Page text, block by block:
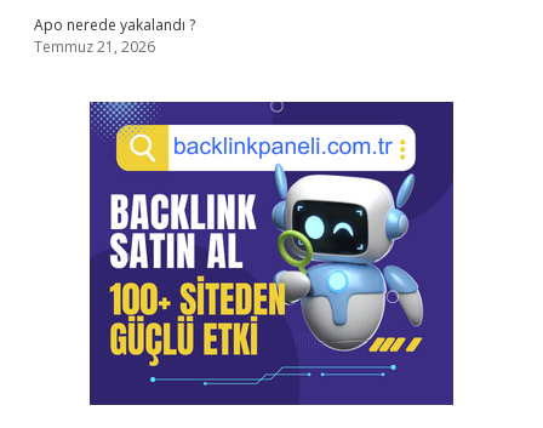
Apo nerede yakalandı ?
Temmuz 21, 2026